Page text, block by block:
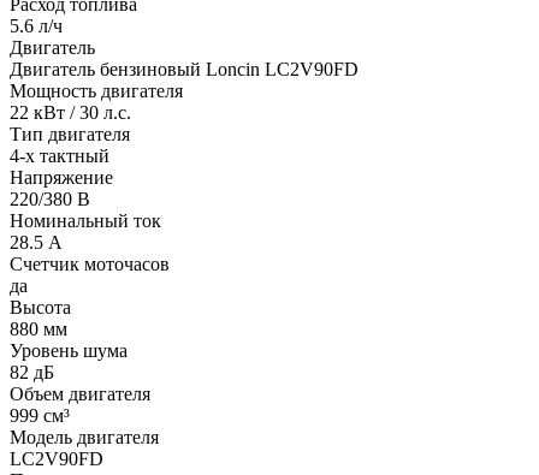
5.6 л/ч
Двигатель
Двигатель бензиновый Loncin LC2V90FD
Мощность двигателя
22 кВт / 30 л.с.
Тип двигателя
4-х тактный
Напряжение
220/380 В
Номинальный ток
28.5 А
Счетчик моточасов
да
Высота
880 мм
Уровень шума
82 дБ
Объем двигателя
999 см³
Модель двигателя
LC2V90FD